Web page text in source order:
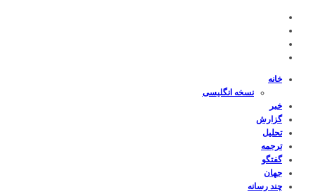
خانه
نسخه انگلیسی
خبر
گزارش
تحلیل
ترجمه
گفتگو
جهان
چند رسانه